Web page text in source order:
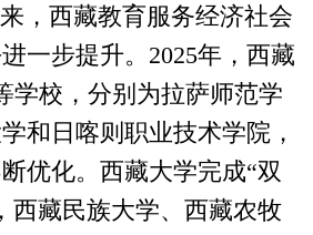
西藏教育服务经济社会
一步提升。2025年，西藏
学校，分别为拉萨师范学
和日喀则职业技术学院，
优化。西藏大学完成“双
西藏民族大学、西藏农牧